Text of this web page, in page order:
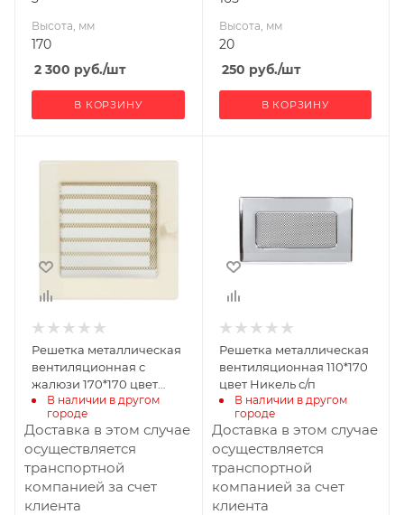
Высота, мм
170
2 300 руб./шт
В КОРЗИНУ
Высота, мм
20
250 руб./шт
В КОРЗИНУ
Ширина, мм
Высота, мм
Решетка металлическая
вентиляционная с
жалюзи 170*170 цвет
кремовый с/п
В наличии в другом
городе
Доставка в этом случае
осуществляется
транспортной
компанией за счет
клиента
Высота, мм
Решетка металлическая
вентиляционная 110*170
цвет Никель с/п
В наличии в другом
городе
Доставка в этом случае
осуществляется
транспортной
компанией за счет
клиента